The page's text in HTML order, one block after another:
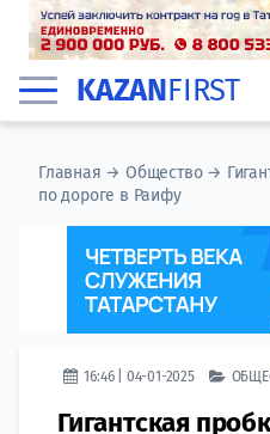
KAZANFIRST
Главная →Общество→
по дороге в Раифу
16:46 | 04-01-2025
Гигантская